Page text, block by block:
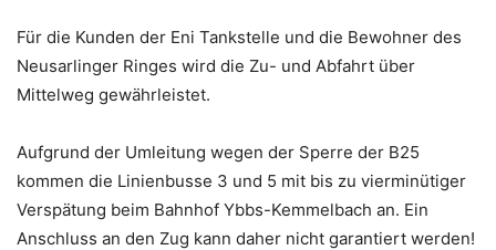
Für die Kunden der Eni Tankstelle und die Bewohner des
Neusarlinger Ringes wird die Zu- und Abfahrt über
Mittelweg gewährleistet.
Aufgrund der Umleitung wegen der Sperre der B25
kommen die Linienbusse 3 und 5 mit bis zu vierminütiger
Verspätung beim Bahnhof Ybbs-Kemmelbach an. Ein
Anschluss an den Zug kann daher nicht garantiert werden!